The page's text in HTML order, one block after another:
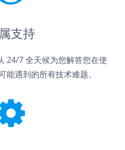
支持
24/7 全天候为您解答您在使
能遇到的所有技术难题。